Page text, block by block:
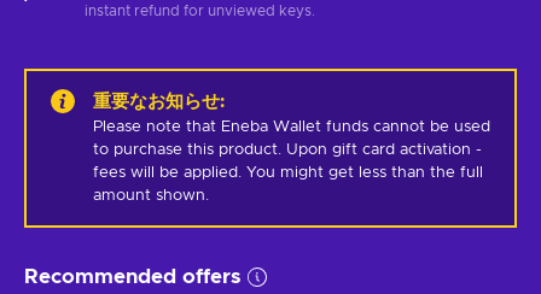
instant refund for unviewed keys.
重要なお知らせ:
Please note that Eneba Wallet funds cannot be used
to purchase this product. Upon gift card activation -
fees will be applied. You might get less than the full
amount shown.
Recommended offers